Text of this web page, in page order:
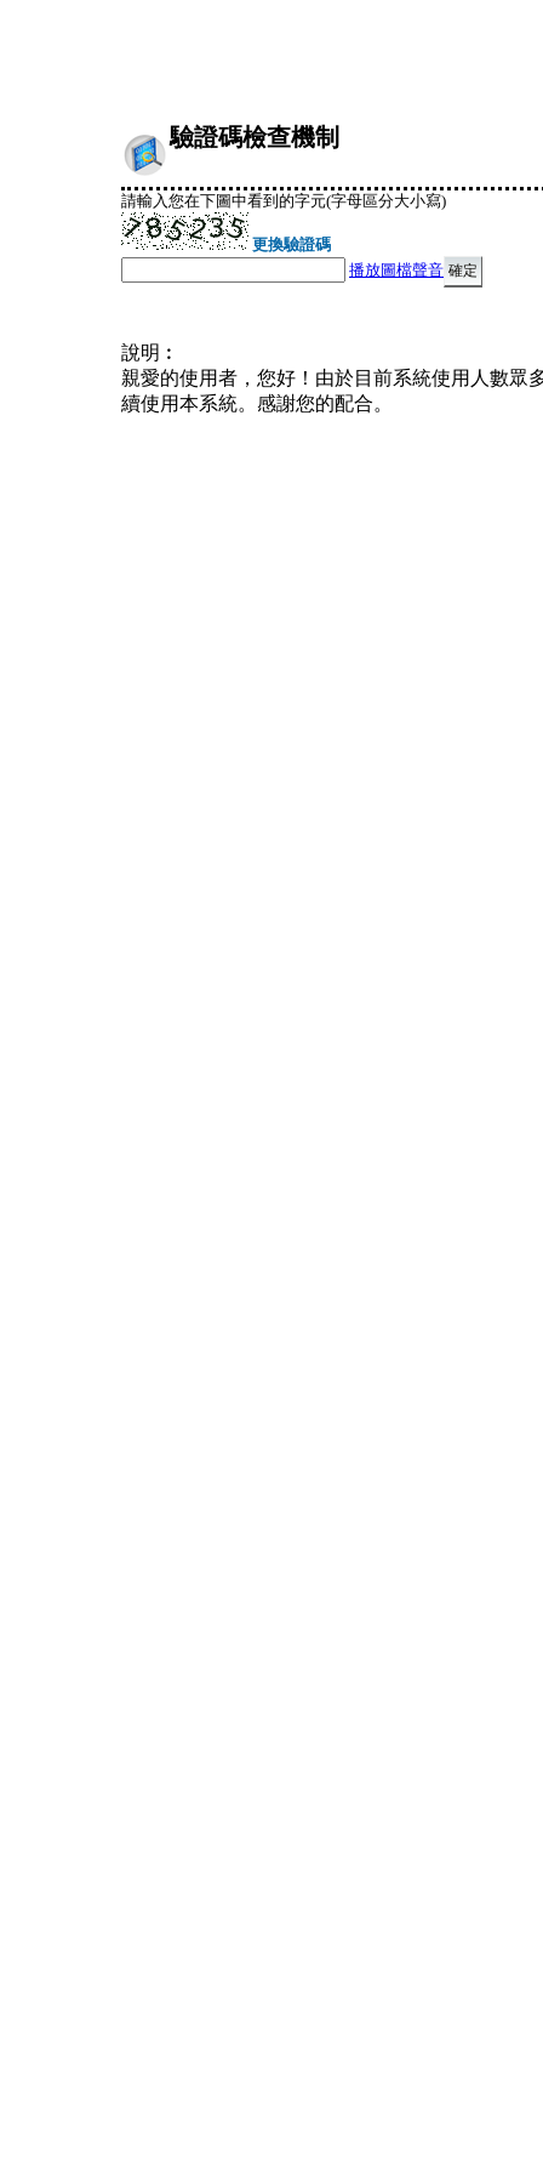
驗證碼檢查機制
請輸入您在下圖中看到的字元(字母區分大小寫)
更換驗證碼
播放圖檔聲音
說明︰
親愛的使用者，您好！由於目前系統使用人數眾
續使用本系統。感謝您的配合。